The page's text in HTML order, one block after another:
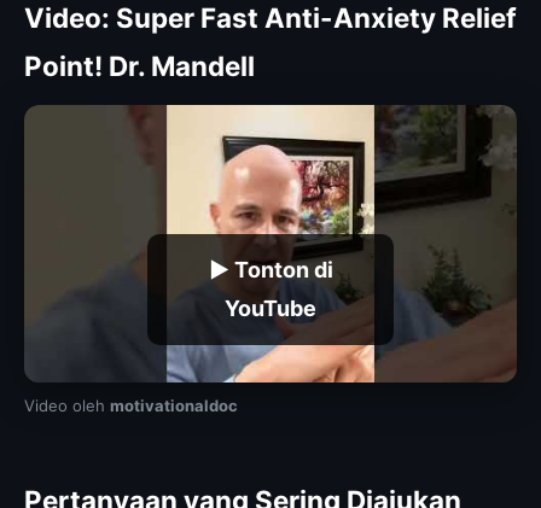
Video: Super Fast Anti-Anxiety Relief
Point! Dr. Mandell
▶ Tonton di
YouTube
Video oleh motivationaldoc
Pertanyaan yang Sering Diajukan